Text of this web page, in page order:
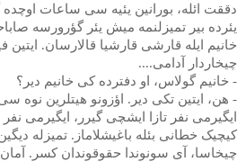
دققت ائله، بورانین یئیه سی ساعات اوچده
یئرده بیر تمیزلنمه میش یئر گؤرورسه
خانیم ایله قارشی قارشیا قالارسان. ایتین
چیخاردار آدامی....
- خانیم گولاس، او دفترده کی خانیم دیر؟
- هن، ایتین تکی دیر. اؤزونو هیتلرین نوه سی
ایگیرمی نفر تازا ایشچی گیرر، ایگیرمی
کیچیک خطانی بئله باغیشلاماز. تمیزله
چیخاسا، آی سونوندا حقوقوندان کسر. آمان